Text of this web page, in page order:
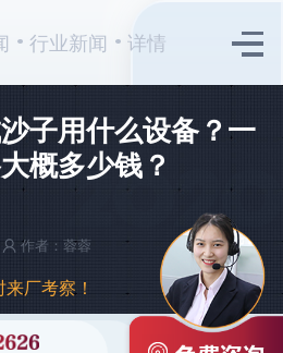
行业新闻 详情
子用什么设备？一
概多少钱？
作者：蓉蓉
厂考察！